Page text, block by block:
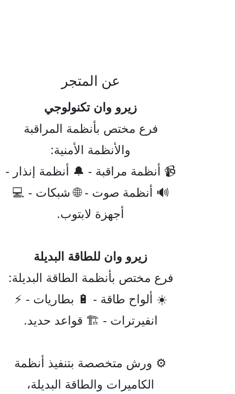
عن المتجر
زيرو وان تكنولوجي
فرع مختص بأنظمة المراقبة
والأنظمة الأمنية:
📹 أنظمة مراقبة - 🔔 أنظمة إنذار -
🔊 أنظمة صوت - 🌐 شبكات - 💻
أجهزة لابتوب.
زيرو وان للطاقة البديلة
فرع مختص بأنظمة الطاقة البديلة:
☀️ ألواح طاقة - 🔋 بطاريات - ⚡
انفيرترات - 🏗️ قواعد حديد.
⚙️ ورش متخصصة بتنفيذ أنظمة
الكاميرات والطاقة البديلة،